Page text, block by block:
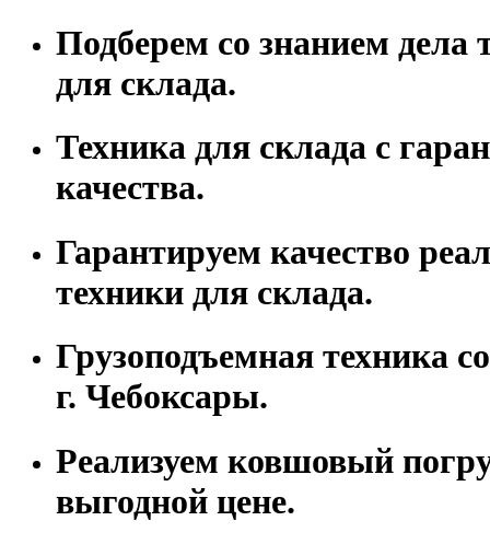
Подберем со знанием дела
для склада.
Техника для склада с
качества.
Гарантируем качество
техники для склада.
Грузоподъемная техника
г. Чебоксары.
Реализуем ковшовый
выгодной цене.